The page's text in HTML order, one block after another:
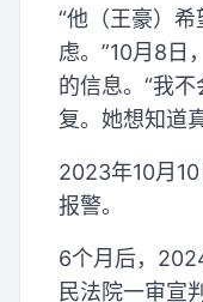
“他（王豪）
虑。”10月8日
的信息。“我
复。她想知道
2023年10月
报警。
6个月后，
民法院一审宣